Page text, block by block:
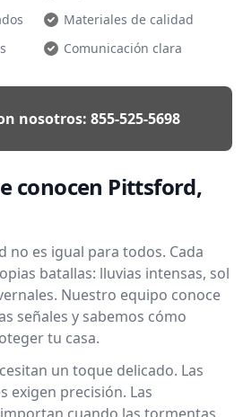
Materiales de calidad
Comunicación clara
nosotros: 855-525-5698
conocen Pittsford,
no es igual para todos. Cada
batallas: lluvias intensas, sol
Nuestro equipo conoce
señales y sabemos cómo
tu casa.
un toque delicado. Las
exigen precisión. Las